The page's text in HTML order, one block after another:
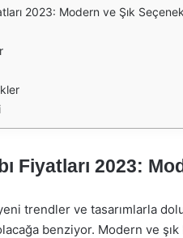
2023: Modern ve Şık
Fiyatları 2023:
trendler ve tasarımlarla
benziyor. Modern ve